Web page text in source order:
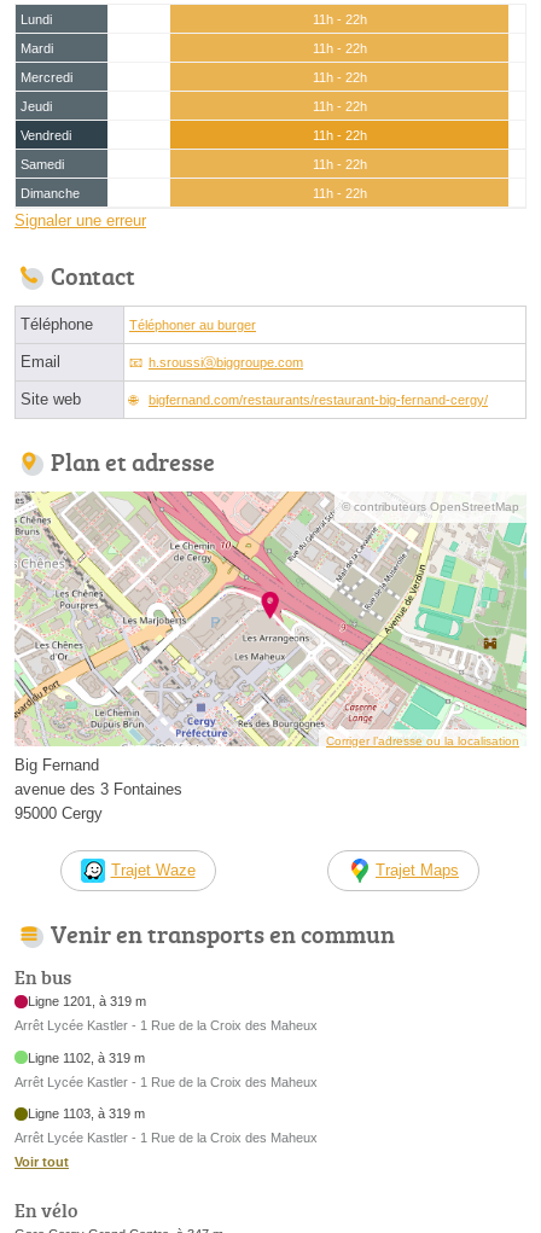
Lundi
11h - 22h
Mardi
11h - 22h
Mercredi
11h - 22h
Jeudi
11h - 22h
Vendredi
11h - 22h
Samedi
11h - 22h
Dimanche
11h - 22h
Signaler une erreur
Contact
Téléphone Téléphoner au burger
Email h.sroussiⓐbiggroupe.com
Site web bigfernand.com/restaurants/restaurant-big-fernand-cergy/
Plan et adresse
© contributeurs OpenStreetMap
Corriger l’adresse ou la localisation
Big Fernand
avenue des 3 Fontaines
95000 Cergy
Trajet Waze Trajet Maps
Venir en transports en commun
En bus
Ligne 1201, à 319 m
Arrêt Lycée Kastler - 1 Rue de la Croix des Maheux
Ligne 1102, à 319 m
Arrêt Lycée Kastler - 1 Rue de la Croix des Maheux
Ligne 1103, à 319 m
Arrêt Lycée Kastler - 1 Rue de la Croix des Maheux
Voir tout
En vélo